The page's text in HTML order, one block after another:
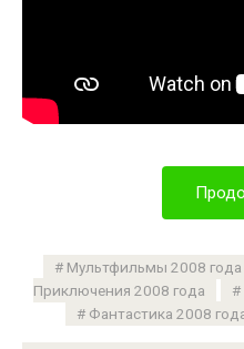
Мультфильмы 2008 года
Приключения 2008 года
Фантастика 2008